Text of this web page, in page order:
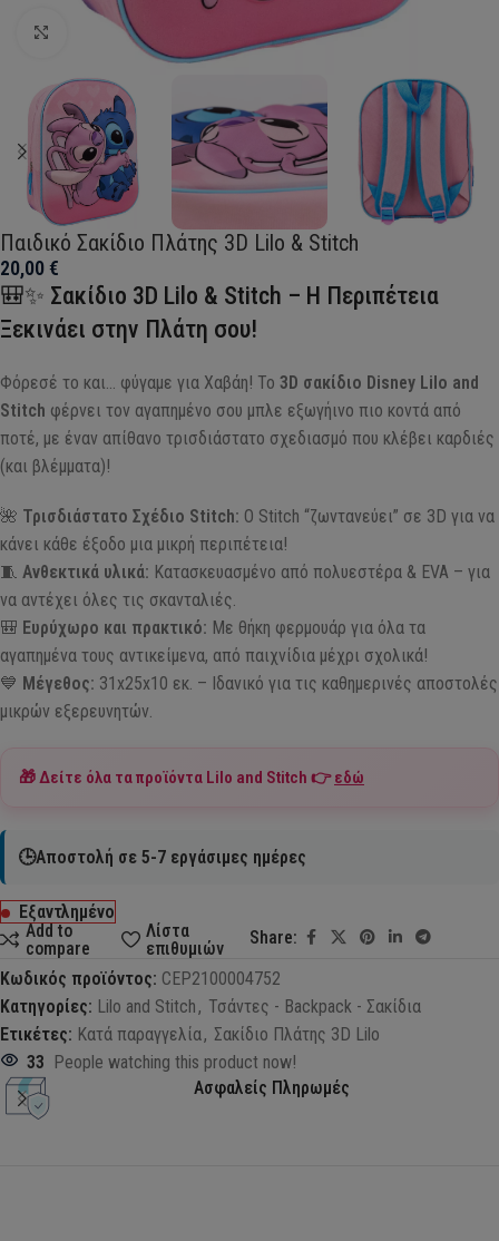
Click to enlarge
Παιδικό Σακίδιο Πλάτης 3D Lilo & Stitch
20,00€
🎒✨ Σακίδιο 3D Lilo & Stitch – Η Περιπέτεια
Ξεκινάει στην Πλάτη σου!
Φόρεσέ το και… φύγαμε για Χαβάη! Το 3D σακίδιο Disney Lilo and
Stitch φέρνει τον αγαπημένο σου μπλε εξωγήινο πιο κοντά από
ποτέ, με έναν απίθανο τρισδιάστατο σχεδιασμό που κλέβει καρδιές
(και βλέμματα)!
🌺 Τρισδιάστατο Σχέδιο Stitch: Ο Stitch “ζωντανεύει” σε 3D για να
κάνει κάθε έξοδο μια μικρή περιπέτεια!
🧵 Ανθεκτικά υλικά: Κατασκευασμένο από πολυεστέρα & EVA – για
να αντέχει όλες τις σκανταλιές.
🎒 Ευρύχωρο και πρακτικό: Με θήκη φερμουάρ για όλα τα
αγαπημένα τους αντικείμενα, από παιχνίδια μέχρι σχολικά!
💙 Μέγεθος: 31x25x10 εκ. – Ιδανικό για τις καθημερινές αποστολές
μικρών εξερευνητών.
🎁 Δείτε όλα τα προϊόντα Lilo and Stitch 👉εδώ
🕒Αποστολή σε 5-7 εργάσιμες ημέρες
Εξαντλημένο
Add to
compare
Λίστα
επιθυμιών
Share:
Κωδικός προϊόντος: CEP2100004752
Κατηγορίες: Lilo and Stitch , Τσάντες - Backpack - Σακίδια
Ετικέτες: Κατά παραγγελία, Σακίδιο Πλάτης 3D Lilo
33 People watching this product now!
Ασφαλείς Πληρωμές